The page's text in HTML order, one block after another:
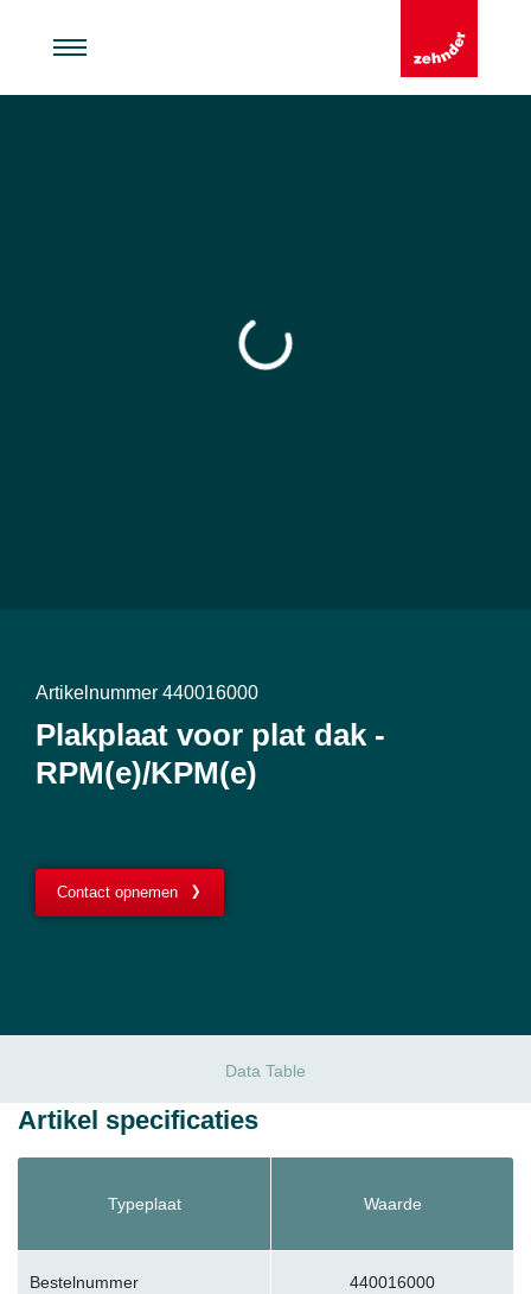
Artikelnummer 440016000
Plakplaat voor plat dak -
RPM(e)/KPM(e)
Contact opnemen
Data Table
Artikel specificaties
Typeplaat Waarde
Bestelnummer 440016000